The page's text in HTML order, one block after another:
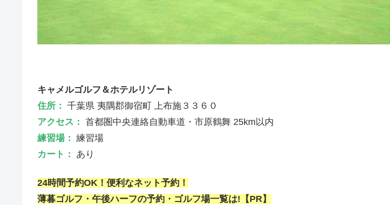
キャメルゴルフ＆ホテルリゾート
住所： 千葉県 夷隅郡御宿町 上布施３３６０
アクセス： 首都圏中央連絡自動車道・市原鶴舞 25km以内
練習場： 練習場
カート：
あり
24時間予約OK！便利なネット予約！
薄暮ゴルフ・午後ハーフの予約・ゴルフ場一覧は!【PR】